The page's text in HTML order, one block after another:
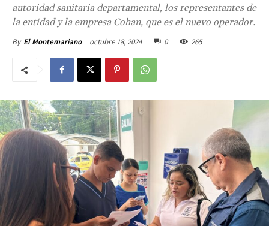
autoridad sanitaria departamental, los representantes de
la entidad y la empresa Cohan, que es el nuevo operador.
By El Montemariano octubre 18, 2024 0 265